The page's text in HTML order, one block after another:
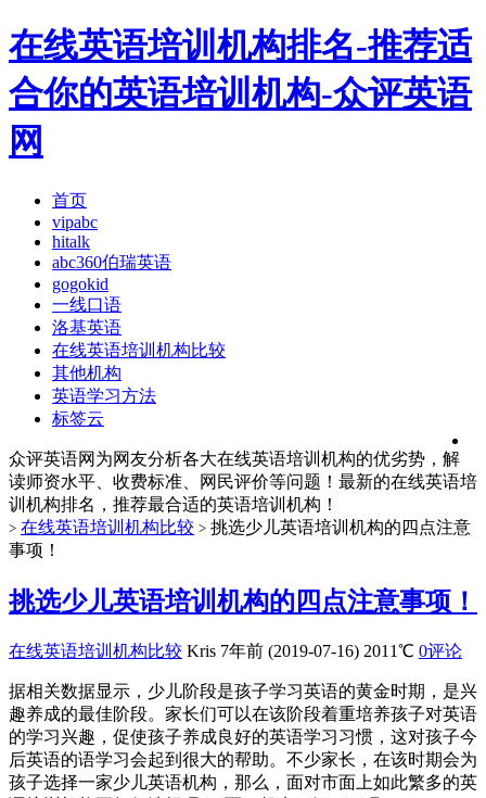
在线英语培训机构排名-推荐适
合你的英语培训机构-众评英语
网
首页
vipabc
hitalk
abc360伯瑞英语
gogokid
一线口语
洛基英语
在线英语培训机构比较
其他机构
英语学习方法
标签云
众评英语网为网友分析各大在线英语培训机构的优劣势，解
读师资水平、收费标准、网民评价等问题！最新的在线英语培
训机构排名，推荐最合适的英语培训机构！
> 在线英语培训机构比较 > 挑选少儿英语培训机构的四点注意
事项！
挑选少儿英语培训机构的四点注意事项！
在线英语培训机构比较 Kris 7年前 (2019-07-16) 2011℃ 0评论
据相关数据显示，少儿阶段是孩子学习英语的黄金时期，是兴
趣养成的最佳阶段。家长们可以在该阶段着重培养孩子对英语
的学习兴趣，促使孩子养成良好的英语学习习惯，这对孩子今
后英语的语学习会起到很大的帮助。不少家长，在该时期会为
孩子选择一家少儿英语机构，那么，面对市面上如此繁多的英